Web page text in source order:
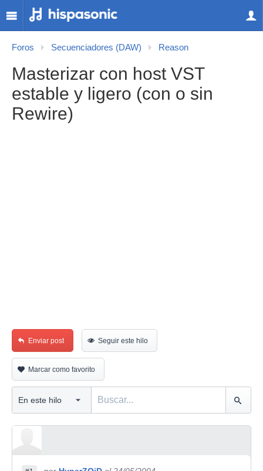
Foros Secuenciadores (DAW) Reason
Masterizar con host VST
estable y ligero (con o sin
Rewire)
Enviar post Seguir este hilo
Marcar como favorito